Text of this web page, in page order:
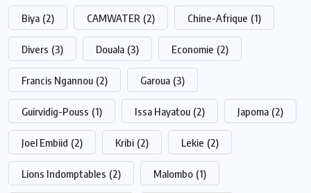
Biya (2) CAMWATER (2) Chine-Afrique (1)
Divers (3) Douala (3) Economie (2)
Francis Ngannou (2) Garoua (3)
Guirvidig-Pouss (1) Issa Hayatou (2) Japoma (2)
Joel Embiid (2) Kribi (2) Lekie (2)
Lions Indomptables (2) Malombo (1)